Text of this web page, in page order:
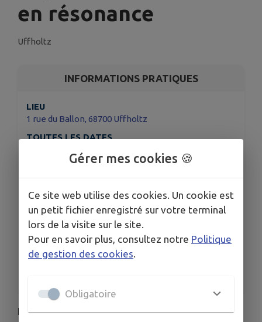
en résonance
Uffholtz
INFORMATIONS PRATIQUES
LIEU
1 rue du Ballon, 68700 Uffholtz
TOUTES LES DATES
Du mer. 12 août au sam. 15 août
Du mer. 2 sept. au sam. 5 sept.
Voir plus (7 de plus)
HORAIRES
Aux heures d'ouverture de l'Abri mémoire
TARIFS
Entrez dans un espace où œuvres d’art
Gérer mes cookies 🍪
Ce site web utilise des cookies. Un cookie est
un petit fichier enregistré sur votre terminal
lors de la visite sur le site.
Pour en savoir plus, consultez notre Politique
de gestion des cookies
Obligatoire